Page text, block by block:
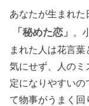
あなたが生まれた
「秘めた恋」
。
まれた人は花言
気にせず、人のミ
定になりやすいの
て物事がうまく回